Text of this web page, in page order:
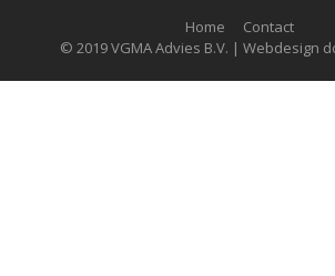
Home
Contact
© 2019 VGMA Advies B.V. | Webdesign